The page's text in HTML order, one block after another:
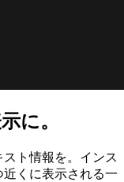
に。
ト情報を。インス
くに表示される一